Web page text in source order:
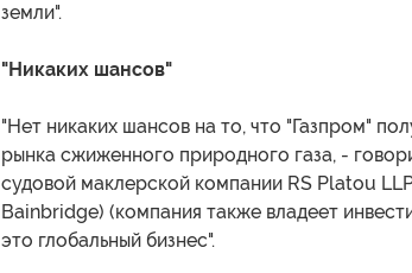
земли".
"Никаких шансов"
"Нет никаких шансов на то, что "Газпром"
рынка сжиженного природного газа, -
судовой маклерской компании RS Platou
Bainbridge) (компания также владеет
это глобальный бизнес".